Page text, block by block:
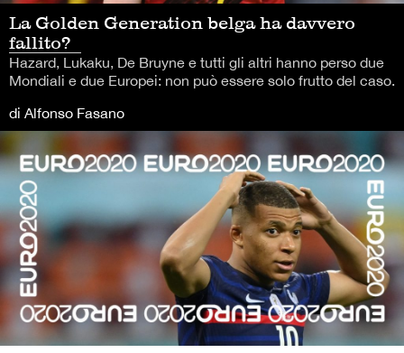
La Golden Generation belga ha davvero
fallito?
Hazard, Lukaku, De Bruyne e tutti gli altri hanno perso due
Mondiali e due Europei: non può essere solo frutto del caso.
di Alfonso Fasano